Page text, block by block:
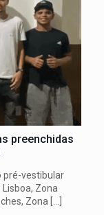
preenchidas
pré-vestibular
Zona
Zona